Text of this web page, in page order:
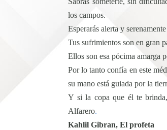
los campos.
Esperarás alerta y
Tus sufrimientos son en gran
Ellos son esa pócima amarga
Por lo tanto confía en este
su mano está guiada por la
Y si la copa que él te
Alfarero.
Kahlil Gibran, El profeta